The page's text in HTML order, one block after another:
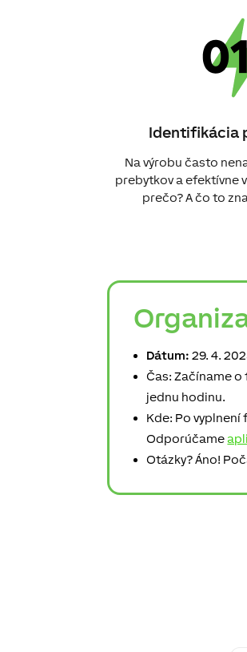
Identifikácia
Na výrobu často
prebytkov a efektívne
prečo? A čo to
Dátum: 29. 4.
Čas: Začíname
jednu hodinu.
Kde: Po vyplnení
Odporúčame
Otázky? Áno!